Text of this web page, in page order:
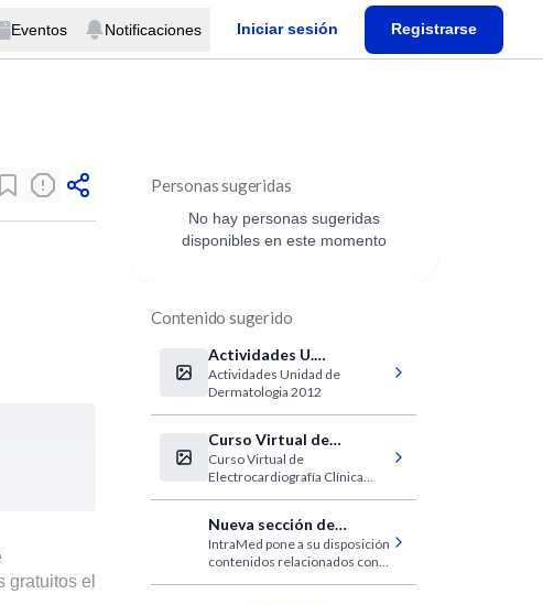
Eventos Notificaciones Iniciar sesión Registrarse
el
Personas sugeridas
No hay personas sugeridas
disponibles en este momento
Contenido sugerido
Actividades U.
Dermatologia
Pediátrica 2012
Actividades Unidad de
Dermatologia 2012
Curso Virtual de
Electrocardiografía
Clínica IntraMed
Curso Virtual de
Electrocardiografía Clínica
Nueva sección de
Tecnología en IntraMed
IntraMed pone a su disposición
contenidos relacionados con